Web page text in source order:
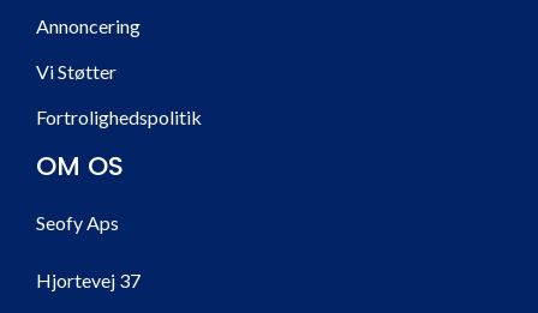
Annoncering
Vi Støtter
Fortrolighedspolitik
OM OS
Seofy Aps
Hjortevej 37